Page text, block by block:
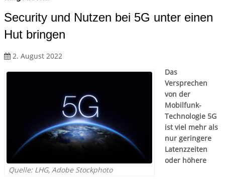
Security und Nutzen bei 5G unter einen
Hut bringen
2. August 2022
Quelle: LHG, Adobe Stockphoto
Das
Versprechen
von der
Mobilfunk-
Technologie 5G
ist viel mehr als
nur geringere
Latenzzeiten
oder höhere